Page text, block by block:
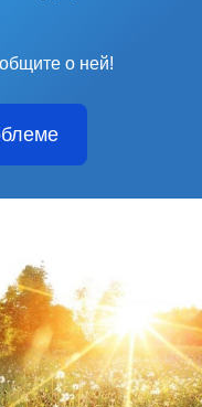
о ней!